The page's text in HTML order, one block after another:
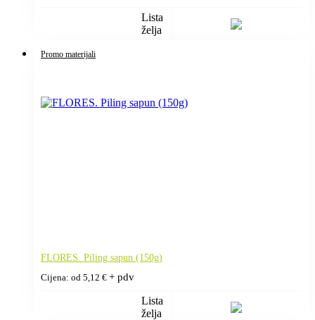
Lista
želja
Promo materijali
FLORES. Piling sapun (150g)
Cijena: od 5,12 € + pdv
Lista
želja